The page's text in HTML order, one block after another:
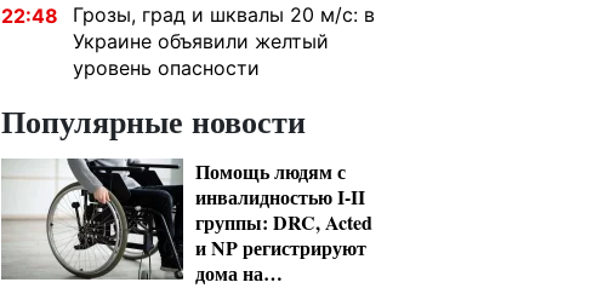
22:48
Грозы, град и шквалы 20 м/с: в
Украине объявили желтый
уровень опасности
Популярные новости
Помощь людям с
инвалидностью I-II
группы: DRC, Acted
и NP регистрируют
дома на